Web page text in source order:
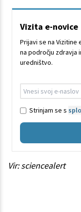
Vizita e-novice
Prijavi se na Vizitine
na področju zdravja
uredništvo.
Strinjam se s
Vir: sciencealert